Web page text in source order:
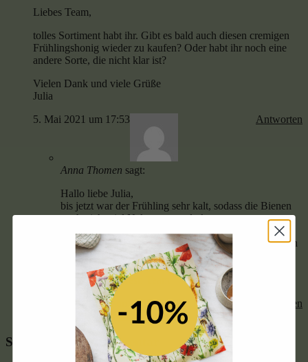
Liebes Team,
tolles Sortiment habt ihr. Gibt es bald auch diesen cremigen
Frühlingshonig wieder zu kaufen? Oder habt ihr noch eine
andere Sorte, die nicht klar ist?
Vielen Dank und viele Grüße
Julia
5. Mai 2021 um 17:53
Antworten
Anna Thomen sagt:
Hallo liebe Julia,
bis jetzt war der Frühling sehr kalt, sodass die Bienen
noch nicht viel Nektar sammeln konnten.
nachschauen, ob wir einen Honig vom Frühling ernten
konnten.
Viele Grüße,
vom little bee fresh Team
6. Mai 2021 um 9:39
Antworten
Pingback:Oxymel: Der
leckere Honig-Trunk aus der Antike – Little Bee Fresh
Schreibe einen Kommentar